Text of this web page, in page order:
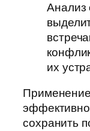
Анализ
их
сохранить